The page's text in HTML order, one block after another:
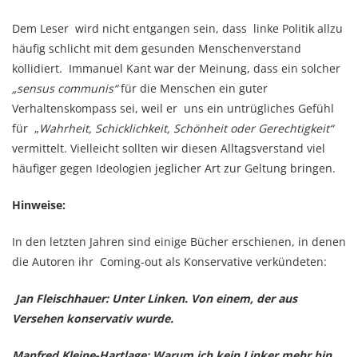
Dem Leser wird nicht entgangen sein, dass linke Politik allzu
häufig schlicht mit dem gesunden Menschenverstand
kollidiert. Immanuel Kant war der Meinung, dass ein solcher
„sensus communis“für die Menschen ein guter
Verhaltenskompass sei, weil er uns ein untrügliches Gefühl
für „Wahrheit, Schicklichkeit, Schönheit oder Gerechtigkeit“
vermittelt. Vielleicht sollten wir diesen Alltagsverstand viel
häufiger gegen Ideologien jeglicher Art zur Geltung bringen.
Hinweise:
In den letzten Jahren sind einige Bücher erschienen, in denen
die Autoren ihr Coming-out als Konservative verkündeten:
Jan Fleischhauer: Unter Linken. Von einem, der aus
Versehen konservativ wurde.